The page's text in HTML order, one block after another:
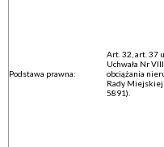
Podstawa prawna:
Art. 32, art. 37
Uchwała Nr
obciążania
Rady Miejskiej
5891).